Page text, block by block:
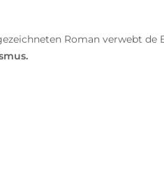
Roman verwebt